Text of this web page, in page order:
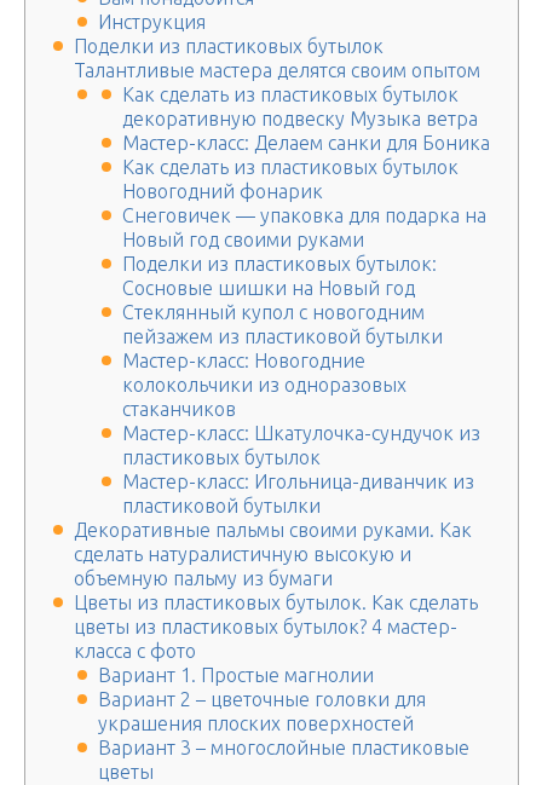
Инструкция
Поделки из пластиковых бутылок
Талантливые мастера делятся своим опытом
Как сделать из пластиковых бутылок
декоративную подвеску Музыка ветра
Мастер-класс: Делаем санки для Боника
Как сделать из пластиковых бутылок
Новогодний фонарик
Снеговичек — упаковка для подарка на
Новый год своими руками
Поделки из пластиковых бутылок:
Сосновые шишки на Новый год
Стеклянный купол с новогодним
пейзажем из пластиковой бутылки
Мастер-класс: Новогодние
колокольчики из одноразовых
стаканчиков
Мастер-класс: Шкатулочка-сундучок из
пластиковых бутылок
Мастер-класс: Игольница-диванчик из
пластиковой бутылки
Декоративные пальмы своими руками. Как
сделать натуралистичную высокую и
объемную пальму из бумаги
Цветы из пластиковых бутылок. Как сделать
цветы из пластиковых бутылок? 4 мастер-
класса с фото
Вариант 1. Простые магнолии
Вариант 2 – цветочные головки для
украшения плоских поверхностей
Вариант 3 – многослойные пластиковые
цветы